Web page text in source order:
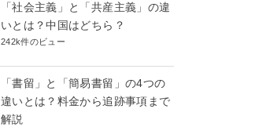
「社会主義」と「共産主義」の違
いとは？中国はどちら？
242k件のビュー
「書留」と「簡易書留」の4つの
違いとは？料金から追跡事項まで
解説